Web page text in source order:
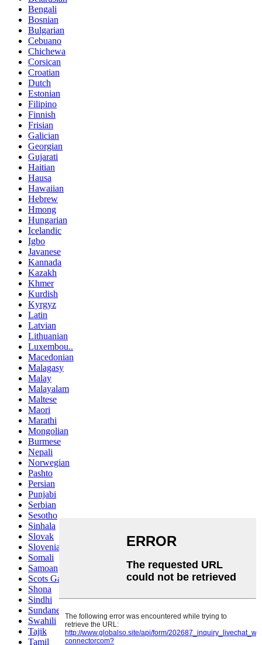
Bengali
Bosnian
Bulgarian
Cebuano
Chichewa
Corsican
Croatian
Dutch
Estonian
Filipino
Finnish
Frisian
Galician
Georgian
Gujarati
Haitian
Hausa
Hawaiian
Hebrew
Hmong
Hungarian
Icelandic
Igbo
Javanese
Kannada
Kazakh
Khmer
Kurdish
Kyrgyz
Latin
Latvian
Lithuanian
Luxembou..
Macedonian
Malagasy
Malay
Malayalam
Maltese
Maori
Marathi
Mongolian
Burmese
Nepali
Norwegian
Pashto
Persian
Punjabi
Serbian
Sesotho
Sinhala
Slovak
Slovenian
Somali
Samoan
Scots Gaelic
Shona
Sindhi
Sundanese
Swahili
Tajik
Tamil